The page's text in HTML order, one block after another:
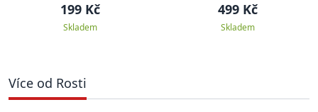
199 Kč
Skladem
499 Kč
Skladem
Více od Rosti